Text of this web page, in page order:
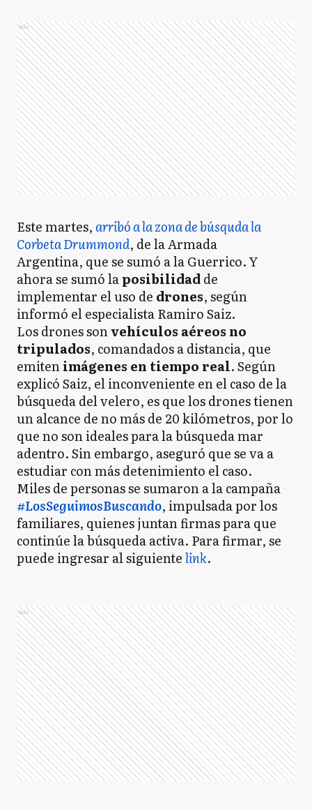
Ads
Este martes,arribó a la zona de búsquda la
Corbeta Drummond, de la Armada
Argentina, que se sumó a la Guerrico. Y
ahora se sumó laposibilidadde
implementar el uso de drones, según
informó el especialista Ramiro Saiz.
Los drones sonvehículos aéreos no
tripulados, comandados a distancia, que
emitenimágenes en tiempo real. Según
explicó Saiz, el inconveniente en el caso de la
búsqueda del velero, es que los drones tienen
un alcance de no más de 20 kilómetros, por lo
que no son ideales para la búsqueda mar
adentro. Sin embargo, aseguró que se va a
estudiar con más detenimiento el caso.
Miles de personas se sumaron a la campaña
#LosSeguimosBuscando, impulsada por los
familiares, quienes juntan firmas para que
continúe la búsqueda activa. Para firmar, se
puede ingresar al siguientelink.
Ads